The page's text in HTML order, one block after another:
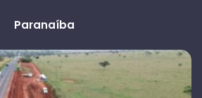
Paranaíba